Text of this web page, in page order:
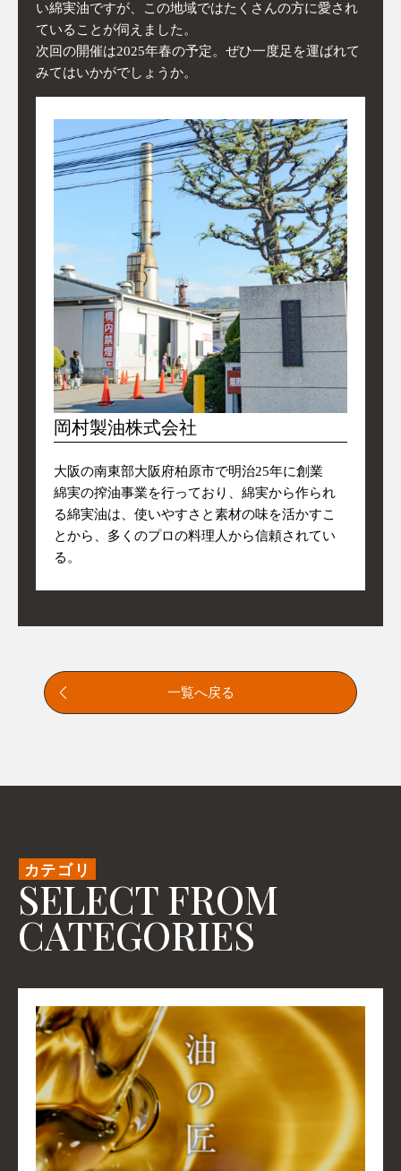
い綿実油ですが、この地域ではたくさんの方に愛され
ていることが伺えました。
次回の開催は2025年春の予定。ぜひ一度足を運ばれて
みてはいかがでしょうか。
岡村製油株式会社
大阪の南東部大阪府柏原市で明治25年に創業
綿実の搾油事業を行っており、綿実から作られ
る綿実油は、使いやすさと素材の味を活かすこ
とから、多くのプロの料理人から信頼されてい
る。
一覧へ戻る
カテゴリ
SELECT FROM
CATEGORIES